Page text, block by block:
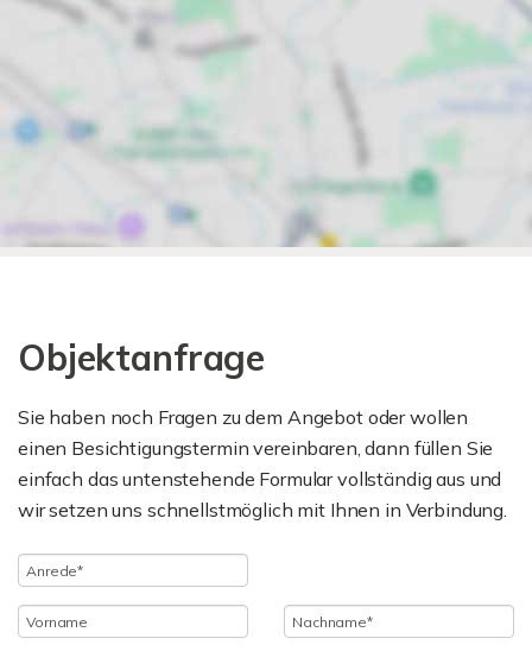
Objektanfrage
Sie haben noch Fragen zu dem Angebot oder wollen
einen Besichtigungstermin vereinbaren, dann füllen Sie
einfach das untenstehende Formular vollständig aus und
wir setzen uns schnellstmöglich mit Ihnen in Verbindung.